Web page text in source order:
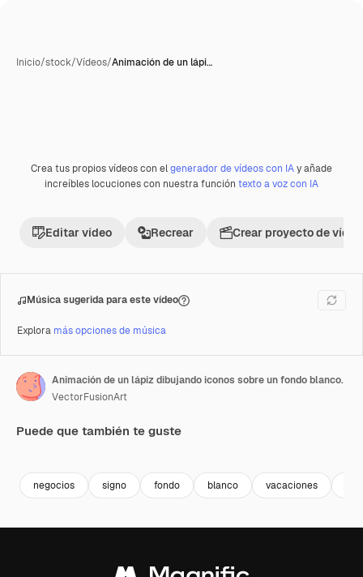
Inicio/stock/Vídeos/Animación de un lápi…
PremiumGenerada con IA
Crea tus propios vídeos con elgenerador de vídeos con IAy añade
increíbles locuciones con nuestra función texto a voz con IA
Editar vídeo Recrear Crear proyecto de vídeo
Música sugerida para este vídeo
Explora más opciones de música
Animación de un lápiz dibujando iconos sobre un fondo blanco.
VectorFusionArt
Puede que también te guste
negocios signo fondo blanco vacaciones